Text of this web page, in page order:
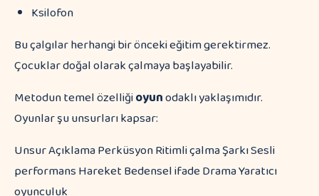
Ksilofon
Bu çalgılar herhangi bir önceki eğitim gerektirmez.
Çocuklar doğal olarak çalmaya başlayabilir.
Metodun temel özelliğioyunodaklı yaklaşımıdır.
Oyunlar şu unsurları kapsar:
Unsur Açıklama Perküsyon Ritimli çalma Şarkı Sesli
performans Hareket Bedensel ifade Drama Yaratıcı
oyunculuk